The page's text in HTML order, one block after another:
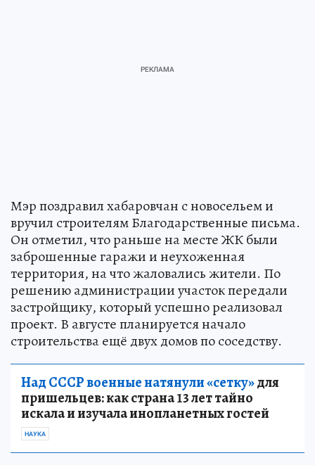
Мэр поздравил хабаровчан с новосельем и
вручил строителям Благодарственные письма.
Он отметил, что раньше на месте ЖК были
заброшенные гаражи и неухоженная
территория, на что жаловались жители. По
решению администрации участок передали
застройщику, который успешно реализовал
проект. В августе планируется начало
строительства ещё двух домов по соседству.
Над СССР военные натянули «сетку»для
пришельцев: как страна 13 лет тайно
искала и изучала инопланетных гостей
НАУКА